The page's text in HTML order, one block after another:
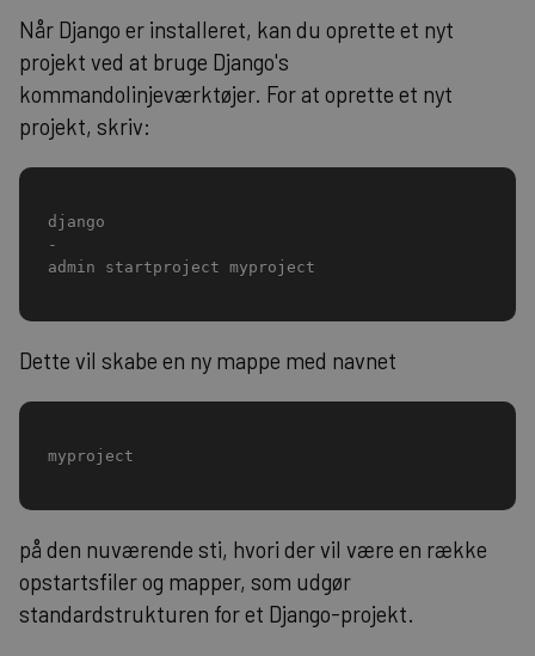
Når Django er installeret, kan du oprette et nyt
projekt ved at bruge Django's
kommandolinjeværktøjer. For at oprette et nyt
projekt, skriv:
django
-
admin startproject myproject
Dette vil skabe en ny mappe med navnet
myproject
på den nuværende sti, hvori der vil være en række
opstartsfiler og mapper, som udgør
standardstrukturen for et Django-projekt.